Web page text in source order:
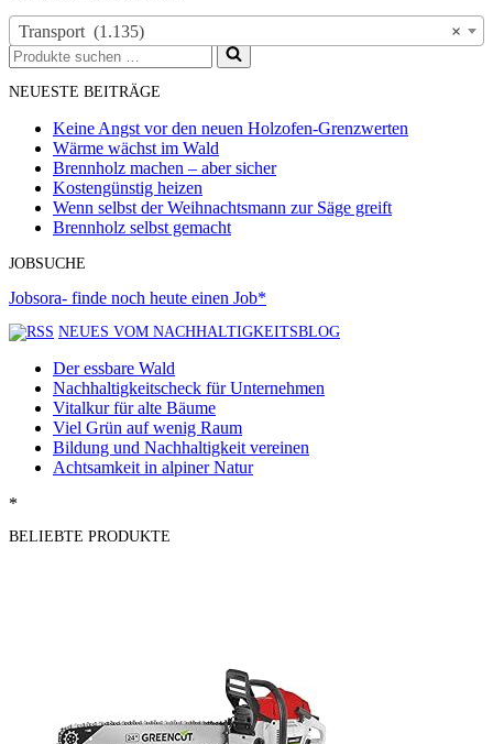
×
Transport (1.135)
Suchen
nach …
NEUESTE BEITRÄGE
Keine Angst vor den neuen Holzofen-Grenzwerten
Wärme wächst im Wald
Brennholz machen – aber sicher
Kostengünstig heizen
Wenn selbst der Weihnachtsmann zur Säge greift
Brennholz selbst gemacht
JOBSUCHE
Jobsora- finde noch heute einen Job*
NEUES VOM NACHHALTIGKEITSBLOG
Der essbare Wald
Nachhaltigkeitscheck für Unternehmen
Vitalkur für alte Bäume
Viel Grün auf wenig Raum
Bildung und Nachhaltigkeit vereinen
Achtsamkeit in alpiner Natur
*
BELIEBTE PRODUKTE